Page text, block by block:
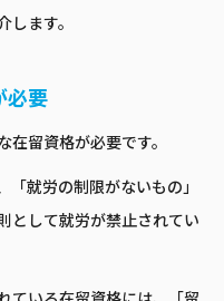
ます。
必要
留資格が必要です。
就労の制限がないもの」
として就労が禁止されてい